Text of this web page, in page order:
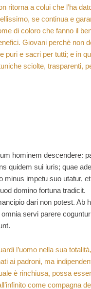
ritorna a colui che l’ha
se continua e
di coloro che fanno il
Giovani perchè non
puri e sacri per tutti; e in
sciolte, trasparenti,
hominem descendere:
quidem sui iuris; quae
impetu suo utatur,
domino fortuna tradicit.
dari non potest. Ab
servi parere
l’uomo nella sua
ai padroni, ma
è rinchiusa, possa
come compagna